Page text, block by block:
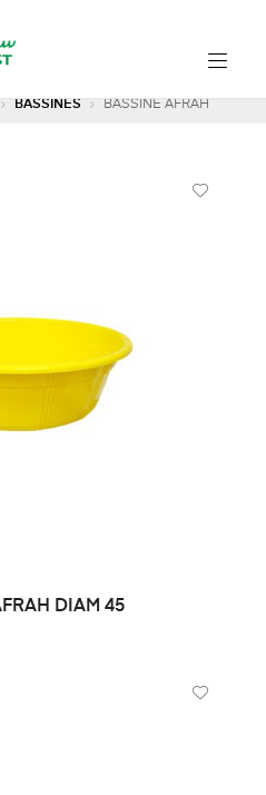
BASSINES BASSINE AFRAH
DIAM 45